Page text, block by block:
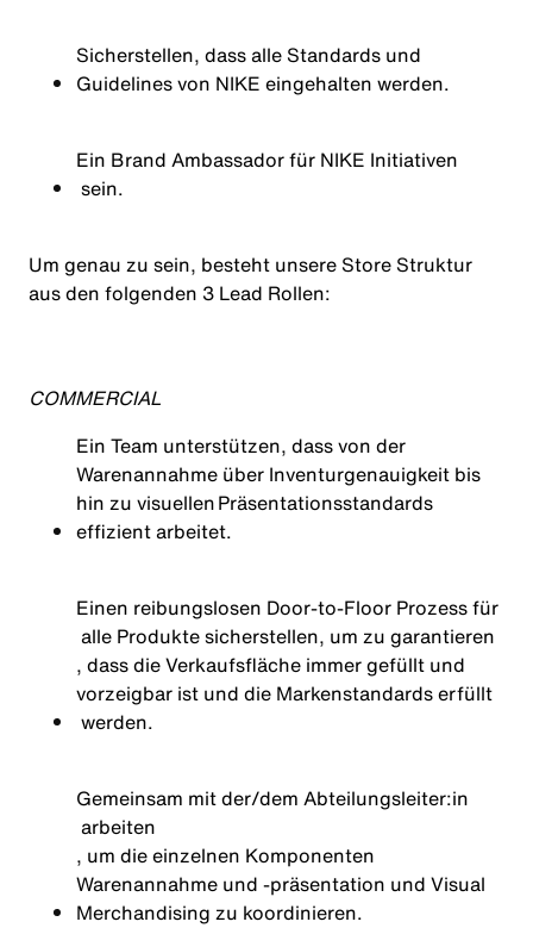
Sicherstellen, dassalle Standards und
Guidelinesvon NIKE eingehalten werden.
Ein Brand Ambassador für NIKE Initiativen
sein.
Um genau zu sein, besteht unsere Store Struktur
aus den folgenden 3 Lead Rollen:
COMMERCIAL
Ein Team unterstützen, dassvon der
Warenannahme über Inventurgenauigkeit bis
hin zu visuellenPräsentationsstandards
effizientarbeitet.
Einen reibungslosen Door-to-Floor Prozessfür
alle Produktesicherstellen, um zu garantieren
, dassdieVerkaufsfläche immergefüllt und
vorzeigbar ist und die Markenstandardserfüllt
werden.
Gemeinsam mit der/dem Abteilungsleiter:in
arbeiten
, um die einzelnen Komponenten
Warenannahme und -präsentation und Visual
Merchandising zu koordinieren.